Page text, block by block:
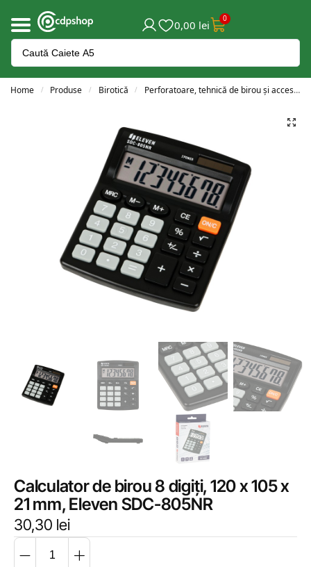
0,00 lei 0
Home / Produse / Birotică / Perforatoare, tehnică de birou și accesorii
Calculator de birou 8 digiți, 120 x 105 x
21 mm, Eleven SDC-805NR
30,30 lei